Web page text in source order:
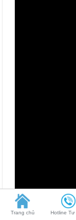
Trang chủ Hotline Tư